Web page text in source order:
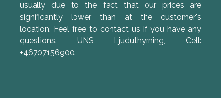
usually due to the fact that our prices are
significantly lower than at the customer's
location. Feel free to contact us if you have any
questions. UNS Ljuduthyrning, Cell:
+46707156900.